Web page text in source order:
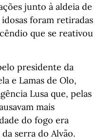
junto à aldeia de
idosas foram retiradas
que se reativou
presidente da
e Lamas de Olo,
Lusa que, pelas
mais
do fogo era
serra do Alvão.